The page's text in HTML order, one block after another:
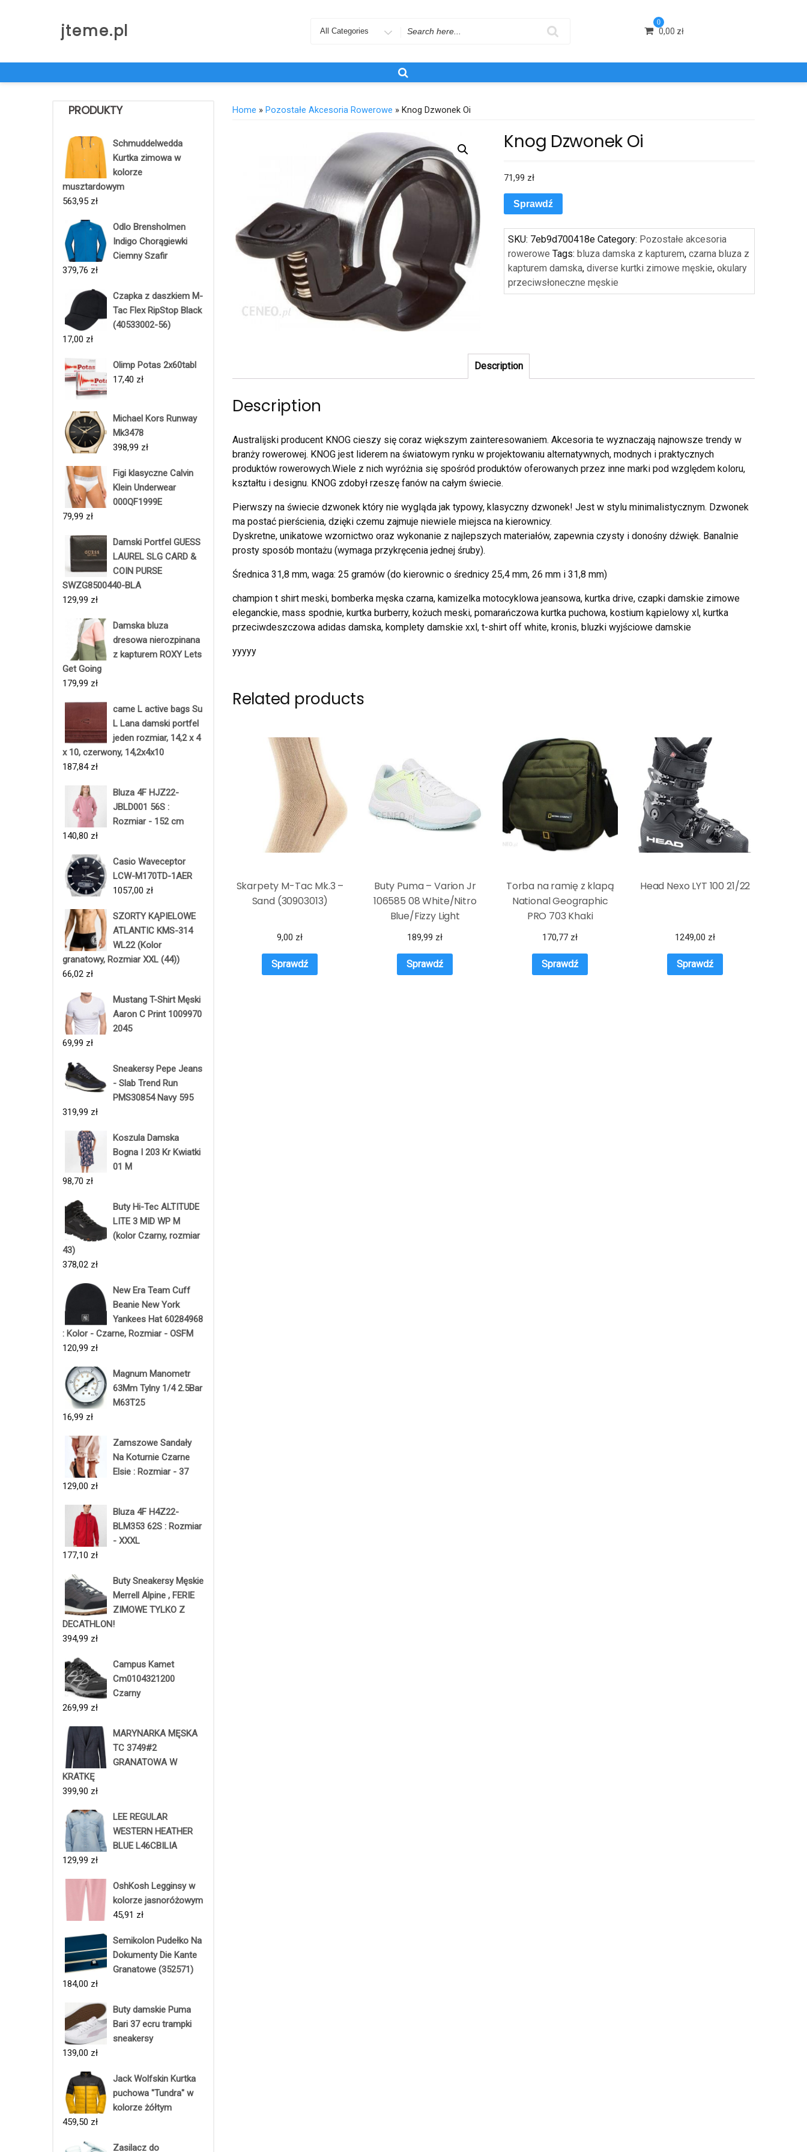
jteme.pl
Search
0
0,00 zł
PRODUKTY
Schmuddelwedda
Kurtka zimowa w
kolorze
musztardowym
563,95 zł
Odlo Brensholmen
Indigo Chorągiewki
Ciemny Szafir
379,76 zł
Czapka z daszkiem M-
Tac Flex RipStop Black
(40533002-56)
17,00 zł
Olimp Potas 2x60tabl
17,40 zł
Michael Kors Runway
Mk3478
398,99 zł
Figi klasyczne Calvin
Klein Underwear
000QF1999E
79,99 zł
Damski Portfel GUESS
LAUREL SLG CARD &
COIN PURSE
SWZG8500440-BLA
129,99 zł
Damska bluza
dresowa nierozpinana
z kapturem ROXY Lets
Get Going
179,99 zł
came L active bags Su
L Lana damski portfel
jeden rozmiar, 14,2 x 4
x 10, czerwony, 14,2x4x10
187,84 zł
Bluza 4F HJZ22-
JBLD001 56S :
Rozmiar - 152 cm
140,80 zł
Casio Waveceptor
LCW-M170TD-1AER
1057,00 zł
SZORTY KĄPIELOWE
ATLANTIC KMS-314
WL22 (Kolor
granatowy, Rozmiar XXL (44))
66,02 zł
Mustang T-Shirt Męski
Aaron C Print 1009970
2045
69,99 zł
Sneakersy Pepe Jeans
- Slab Trend Run
PMS30854 Navy 595
319,99 zł
Koszula Damska
Bogna I 203 Kr Kwiatki
01 M
98,70 zł
Buty Hi-Tec ALTITUDE
LITE 3 MID WP M
(kolor Czarny, rozmiar
43)
378,02 zł
New Era Team Cuff
Beanie New York
Yankees Hat 60284968
: Kolor - Czarne, Rozmiar - OSFM
120,99 zł
Magnum Manometr
63Mm Tylny 1/4 2.5Bar
M63T25
16,99 zł
Zamszowe Sandały
Na Koturnie Czarne
Elsie : Rozmiar - 37
129,00 zł
Bluza 4F H4Z22-
BLM353 62S : Rozmiar
- XXXL
177,10 zł
Buty Sneakersy Męskie
Merrell Alpine , FERIE
ZIMOWE TYLKO Z
DECATHLON!
394,99 zł
Campus Kamet
Cm0104321200
Czarny
269,99 zł
MARYNARKA MĘSKA
TC 3749#2
GRANATOWA W
KRATKĘ
399,90 zł
LEE REGULAR
WESTERN HEATHER
BLUE L46CBILIA
129,99 zł
OshKosh Legginsy w
kolorze jasnoróżowym
45,91 zł
Semikolon Pudełko Na
Dokumenty Die Kante
Granatowe (352571)
184,00 zł
Buty damskie Puma
Bari 37 ecru trampki
sneakersy
139,00 zł
Jack Wolfskin Kurtka
puchowa "Tundra" w
kolorze żółtym
459,50 zł
Zasilacz do
Home » Pozostałe Akcesoria Rowerowe » Knog Dzwonek Oi
Knog Dzwonek Oi
71,99 zł
Sprawdź
SKU: 7eb9d700418e Category: Pozostałe akcesoria
rowerowe Tags:bluza damska z kapturem,czarna bluza z
kapturem damska,diverse kurtki zimowe męskie,okulary
przeciwsłoneczne męskie
Description
Description
Australijski producent KNOG cieszy się coraz większym zainteresowaniem. Akcesoria te wyznaczają najnowsze trendy w
branży rowerowej. KNOG jest liderem na światowym rynku w projektowaniu alternatywnych, modnych i praktycznych
produktów rowerowych.Wiele z nich wyróżnia się spośród produktów oferowanych przez inne marki pod względem koloru,
kształtu i designu. KNOG zdobył rzeszę fanów na całym świecie.
Pierwszy na świecie dzwonek który nie wygląda jak typowy, klasyczny dzwonek! Jest w stylu minimalistycznym. Dzwonek
ma postać pierścienia, dzięki czemu zajmuje niewiele miejsca na kierownicy.
Dyskretne, unikatowe wzornictwo oraz wykonanie z najlepszych materiałów, zapewnia czysty i donośny dźwięk. Banalnie
prosty sposób montażu (wymaga przykręcenia jednej śruby).
Średnica 31,8 mm, waga: 25 gramów (do kierownic o średnicy 25,4 mm, 26 mm i 31,8 mm)
champion t shirt meski, bomberka męska czarna, kamizelka motocyklowa jeansowa, kurtka drive, czapki damskie zimowe
eleganckie, mass spodnie, kurtka burberry, kożuch meski, pomarańczowa kurtka puchowa, kostium kąpielowy xl, kurtka
przeciwdeszczowa adidas damska, komplety damskie xxl, t-shirt off white, kronis, bluzki wyjściowe damskie
yyyyy
Related products
Skarpety M-Tac Mk.3 –
Sand (30903013)
9,00 zł
Sprawdź
Buty Puma – Varion Jr
106585 08 White/Nitro
Blue/Fizzy Light
189,99 zł
Sprawdź
Torba na ramię z klapą
National Geographic
PRO 703 Khaki
170,77 zł
Sprawdź
Head Nexo LYT 100 21/22
1249,00 zł
Sprawdź